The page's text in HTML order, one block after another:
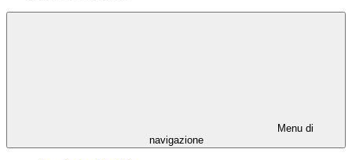
Menu di
navigazione